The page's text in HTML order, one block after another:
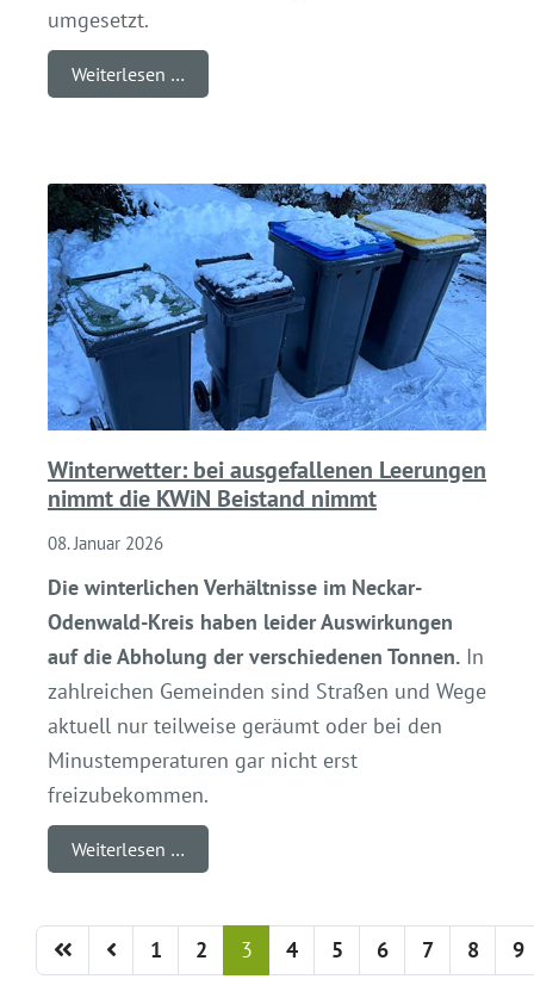
umgesetzt.
Weiterlesen …
Winterwetter: bei ausgefallenen Leerungen
nimmt die KWiN Beistand nimmt
08. Januar 2026
Die winterlichen Verhältnisse im Neckar-
Odenwald-Kreis haben leider Auswirkungen
auf die Abholung der verschiedenen Tonnen. In
zahlreichen Gemeinden sind Straßen und Wege
aktuell nur teilweise geräumt oder bei den
Minustemperaturen gar nicht erst
freizubekommen.
Weiterlesen …
1 2 3 4 5 6 7 8 9